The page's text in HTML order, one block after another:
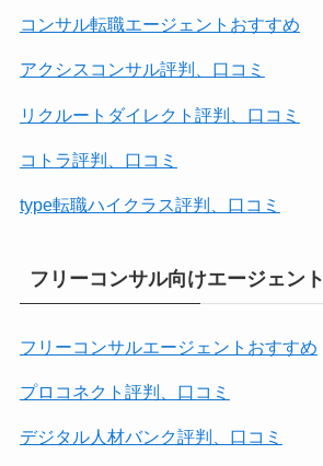
コンサル転職エージェントおすすめ
アクシスコンサル評判、口コミ
リクルートダイレクト評判、口コミ
コトラ評判、口コミ
type転職ハイクラス評判、口コミ
フリーコンサル向けエージェント
フリーコンサルエージェントおすすめ
プロコネクト評判、口コミ
デジタル人材バンク評判、口コミ